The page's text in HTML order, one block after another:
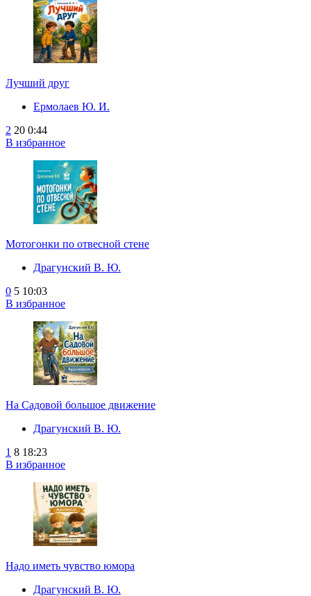
Лучший друг
Ермолаев Ю. И.
2 20 0:44
В избранное
Мотогонки по отвесной стене
Драгунский В. Ю.
0 5 10:03
В избранное
На Садовой большое движение
Драгунский В. Ю.
1 8 18:23
В избранное
Надо иметь чувство юмора
Драгунский В. Ю.